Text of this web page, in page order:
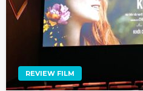
REVIEW FILM